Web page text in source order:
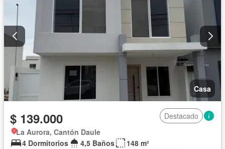
Casa
$ 139.000
Destacado
La Aurora, Cantón Daule
4 Dormitorios
4,5 Baños
148 m²